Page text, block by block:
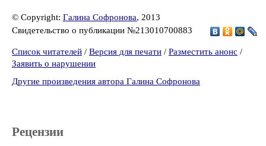
© Copyright: Галина Софронова, 2013
Свидетельство о публикации №213010700883
Список читателей / Версия для печати / Разместить анонс /
Заявить о нарушении
Другие произведения автора Галина Софронова
Рецензии